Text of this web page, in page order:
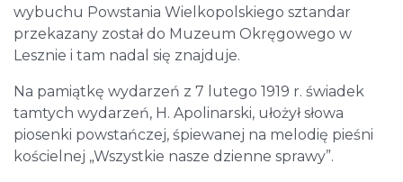
wybuchu Powstania Wielkopolskiego sztandar
przekazany został do Muzeum Okręgowego w
Lesznie i tam nadal się znajduje.
Na pamiątkę wydarzeń z 7 lutego 1919 r. świadek
tamtych wydarzeń, H. Apolinarski, ułożył słowa
piosenki powstańczej, śpiewanej na melodię pieśni
kościelnej „Wszystkie nasze dzienne sprawy”.